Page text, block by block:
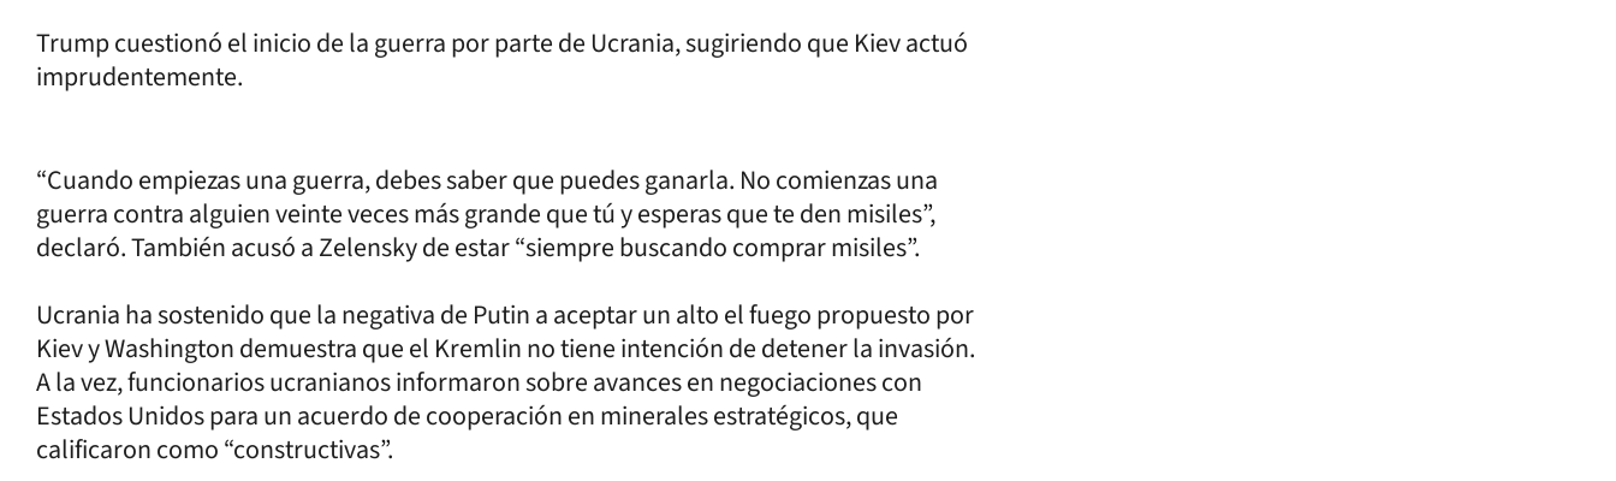
Trump cuestionó el inicio de la guerra por parte de Ucrania, sugiriendo que Kiev actuó
imprudentemente.
“Cuando empiezas una guerra, debes saber que puedes ganarla. No comienzas una
guerra contra alguien veinte veces más grande que tú y esperas que te den misiles”,
declaró. También acusó a Zelensky de estar “siempre buscando comprar misiles”.
Ucrania ha sostenido que la negativa de Putin a aceptar un alto el fuego propuesto por
Kiev y Washington demuestra que el Kremlin no tiene intención de detener la invasión.
A la vez, funcionarios ucranianos informaron sobre avances en negociaciones con
Estados Unidos para un acuerdo de cooperación en minerales estratégicos, que
calificaron como “constructivas”.